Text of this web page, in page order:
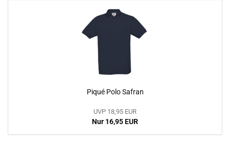
Piqué Polo Safran
UVP 18,95 EUR
Nur 16,95 EUR